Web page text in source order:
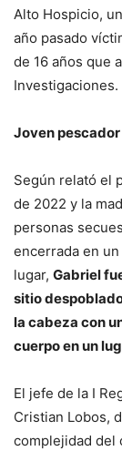
Alto Hospicio,
año pasado
de 16 años que
Investigaciones.
Joven
Según relató el
de 2022 y la
personas
encerrada en
lugar, Gabriel
sitio
la cabeza con
cuerpo en un
El jefe de la I
Cristian Lobos,
complejidad del